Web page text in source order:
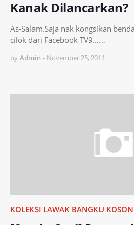
Kanak Dilancarkan?
As-Salam.Saja nak kongsikan
cilok dari Facebook TV9...…
by Admin - November 25, 2011
KOLEKSI LAWAK BANGKU